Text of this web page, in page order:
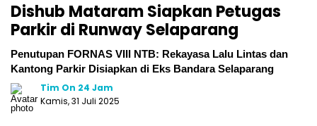
Dishub Mataram Siapkan Petugas
Parkir di Runway Selaparang
Penutupan FORNAS VIII NTB: Rekayasa Lalu Lintas dan
Kantong Parkir Disiapkan di Eks Bandara Selaparang
Tim On 24 Jam
Kamis, 31 Juli 2025